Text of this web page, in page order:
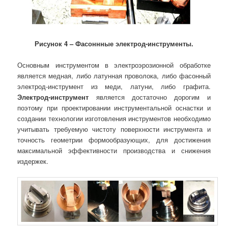
Рисунок 4 – Фасоннные электрод-инструменты.
Основным инструментом в электроэрозионной обработке
является медная, либо латунная проволока, либо фасонный
электрод-инструмент из меди, латуни, либо графита.
Электрод-инструмент является достаточно дорогим и
поэтому при проектировании инструментальной оснастки и
создании технологии изготовления инструментов необходимо
учитывать требуемую чистоту поверхности инструмента и
точность геометрии формообразующих, для достижения
максимальной эффективности производства и снижения
издержек.